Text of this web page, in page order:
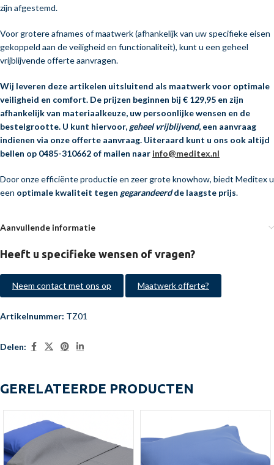
zijn afgestemd.
Voor grotere afnames of maatwerk (afhankelijk van uw specifieke eisen
gekoppeld aan de veiligheid en functionaliteit), kunt u een geheel
vrijblijvende offerte aanvragen.
Wij leveren deze artikelen uitsluitend als maatwerk voor optimale
veiligheid en comfort. De prijzen beginnen bij € 129,95 en zijn
afhankelijk van materiaalkeuze, uw persoonlijke wensen en de
bestelgrootte. U kunt hiervoor, geheel vrijblijvend, een aanvraag
indienen via onze offerte aanvraag. Uiteraard kunt u ons ook altijd
bellen op 0485-310662 of mailen naar info@meditex.nl
Door onze efficiënte productie en zeer grote knowhow, biedt Meditex u
een optimale kwaliteit tegen gegarandeerdde laagste prijs.
Aanvullende informatie
Heeft u specifieke wensen of vragen?
Neem contact met ons op Maatwerk offerte?
Artikelnummer: TZ01
Delen:
GERELATEERDE PRODUCTEN